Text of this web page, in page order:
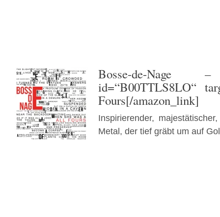
Bosse-de-Nage –
id=“B00TTLS8LO“
Fours[/amazon_link]
Inspirierender,
Metal, der tief gräbt um auf